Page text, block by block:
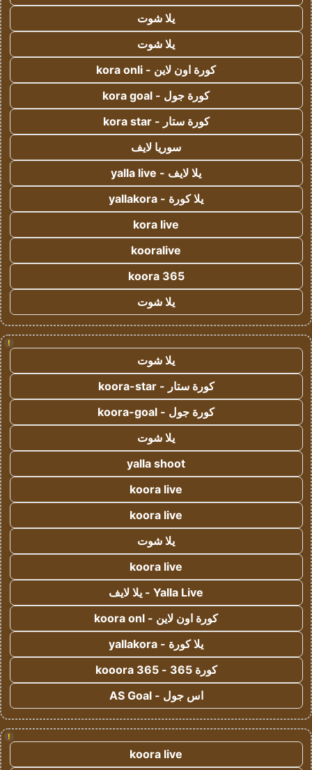
يلا شوت
يلا شوت
كورة اون لاين - kora onli
كورة جول - kora goal
كورة ستار - kora star
سوريا لايف
يلا لايف - yalla live
يلا كورة - yallakora
kora live
kooralive
koora 365
يلا شوت
!
يلا شوت
كورة ستار - koora-star
كورة جول - koora-goal
يلا شوت
yalla shoot
koora live
koora live
يلا شوت
koora live
Yalla Live - يلا لايف
كورة اون لاين - koora onl
يلا كورة - yallakora
كورة 365 - kooora 365
اس جول - AS Goal
!
koora live